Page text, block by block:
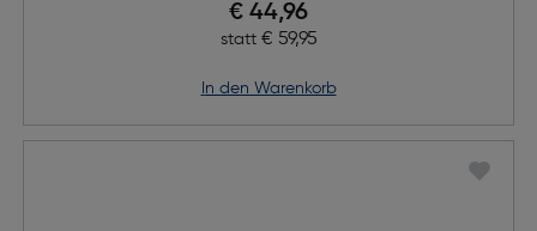
Preis nach Rabatts
€ 44,96
statt Ursprünglicher Preis
€ 59,95
in den Warenkorb